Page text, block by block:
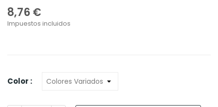
8,76 €
Impuestos incluidos
Color :